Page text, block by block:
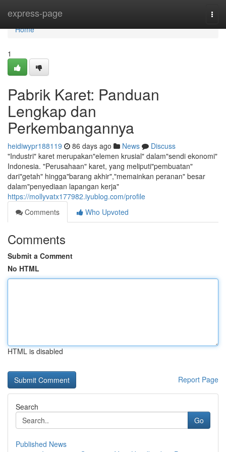
express-page
Home
Home
1
Pabrik Karet: Panduan
Lengkap dan
Perkembangannya
heidiwypr188119 86 days ago News
Discuss
"Industri" karet merupakan"elemen krusial" dalam"sendi ekonomi"
Indonesia. "Perusahaan" karet, yang meliputi"pembuatan"
dari"getah" hingga"barang akhir","memainkan peranan" besar
dalam"penyediaan lapangan kerja"
https://mollyvatx177982.iyublog.com/profile
Comments
Who Upvoted
Comments
Submit a Comment
No HTML
HTML is disabled
Report Page
Search
Go
Published News